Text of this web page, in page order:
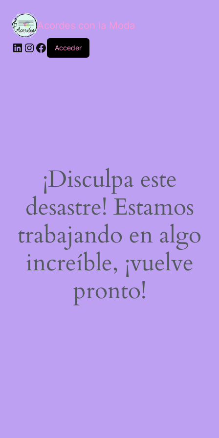
Acordes con la Moda
Acceder
¡Disculpa este
desastre! Estamos
trabajando en algo
increíble, ¡vuelve
pronto!